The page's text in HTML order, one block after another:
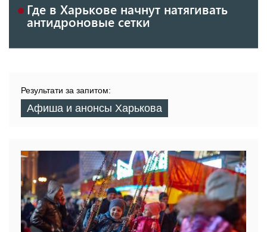
Где в Харькове начнут натягивать
антидроновые сетки
Результати за запитом:
Афиша и анонсы Харькова